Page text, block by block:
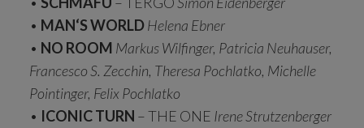
• MAN‘S WORLDHelena Ebner
• NO ROOM Markus Wilfinger, Patricia Neuhauser,
Francesco S. Zecchin, Theresa Pochlatko, Michelle
Pointinger, Felix Pochlatko
• ICONIC TURN – THE ONE Irene Strutzenberger